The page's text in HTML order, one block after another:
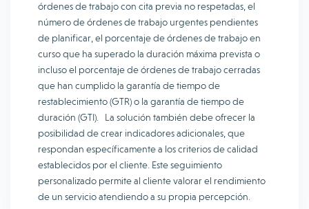
órdenes de trabajo con cita previa no respetadas, el
número de órdenes de trabajo urgentes pendientes
de planificar, el porcentaje de órdenes de trabajo en
curso que ha superado la duración máxima prevista o
incluso el porcentaje de órdenes de trabajo cerradas
que han cumplido la garantía de tiempo de
restablecimiento (GTR) o la garantía de tiempo de
duración (GTI). La solución también debe ofrecer la
posibilidad de crear indicadores adicionales, que
respondan específicamente a los criterios de calidad
establecidos por el cliente. Este seguimiento
personalizado permite al cliente valorar el rendimiento
de un servicio atendiendo a su propia percepción.